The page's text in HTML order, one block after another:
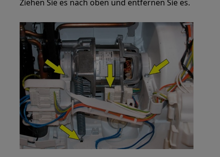
Ziehen Sie es nach oben und entfernen Sie es.